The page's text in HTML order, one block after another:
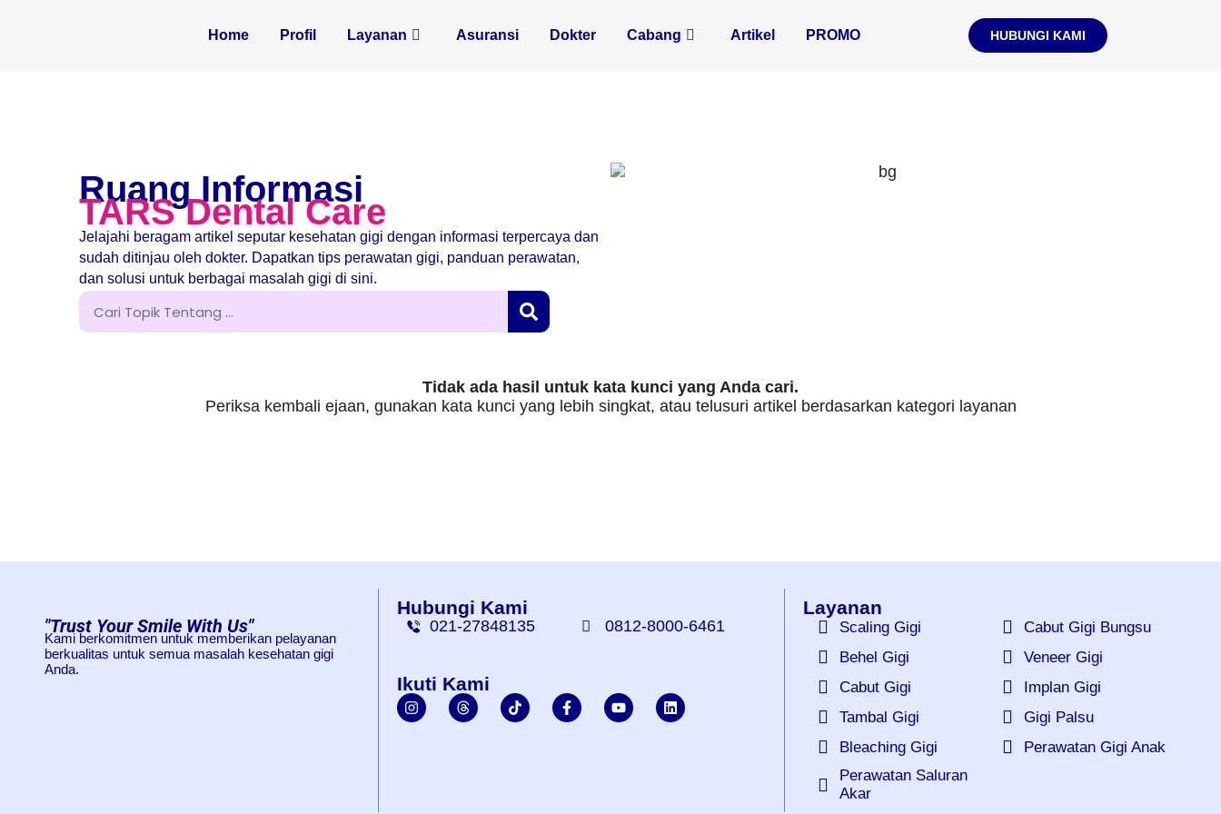
Home Profil Layanan Asuransi Dokter Cabang Artikel PROMO HUBUNGI KAMI
Ruang Informasi
TARS Dental Care
Jelajahi beragam artikel seputar kesehatan gigi dengan informasi terpercaya dan
sudah ditinjau oleh dokter. Dapatkan tips perawatan gigi, panduan perawatan,
dan solusi untuk berbagai masalah gigi di sini.
Tidak ada hasil untuk kata kunci yang Anda cari.
Periksa kembali ejaan, gunakan kata kunci yang lebih singkat, atau telusuri artikel berdasarkan kategori layanan
"Trust Your Smile With Us"
Kami berkomitmen untuk memberikan pelayanan
berkualitas untuk semua masalah kesehatan gigi
Anda.
Hubungi Kami
021-27848135 0812-8000-6461
Ikuti Kami
Layanan
Scaling Gigi
Behel Gigi
Cabut Gigi
Tambal Gigi
Bleaching Gigi
Perawatan Saluran
Akar
Cabut Gigi Bungsu
Veneer Gigi
Implan Gigi
Gigi Palsu
Perawatan Gigi Anak